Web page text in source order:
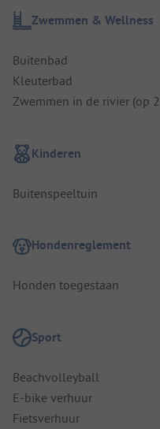
Zwemmen & Wellness
Buitenbad
Kleuterbad
Zwemmen in de rivier (op
Kinderen
Buitenspeeltuin
Hondenreglement
Honden toegestaan
Sport
Beachvolleyball
E-bike verhuur
Fietsverhuur